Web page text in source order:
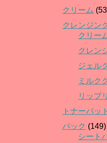
クリーム
クレンジン
クリー
クレン
ジェル
ミルク
リップ
トナーパッ
パック (149)
シート